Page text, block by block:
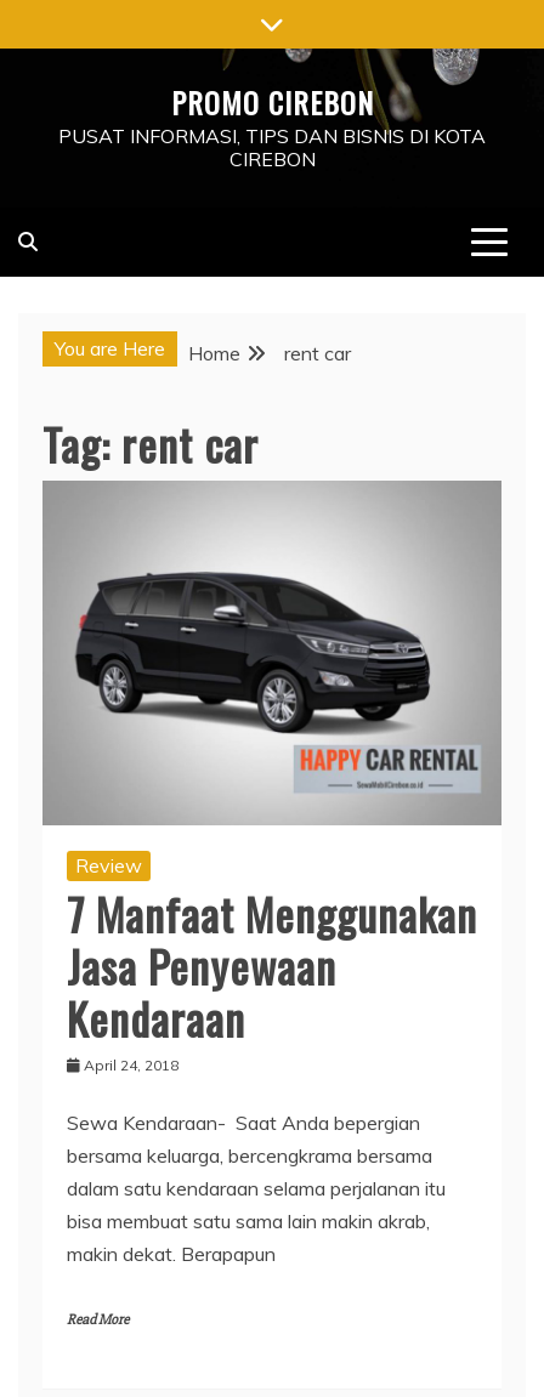
to
PROMO CIREBON
PUSAT INFORMASI, TIPS DAN BISNIS DI KOTA
CIREBON
You are Here Home rent car
Tag: rent car
Review
7 Manfaat Menggunakan
Jasa Penyewaan
Kendaraan
April 24, 2018
Sewa Kendaraan- Saat Anda bepergian
bersama keluarga, bercengkrama bersama
dalam satu kendaraan selama perjalanan itu
bisa membuat satu sama lain makin akrab,
makin dekat. Berapapun
Read More